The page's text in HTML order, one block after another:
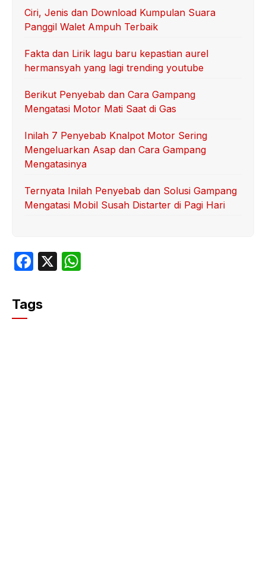
Ciri, Jenis dan Download Kumpulan Suara
Panggil Walet Ampuh Terbaik
Fakta dan Lirik lagu baru kepastian aurel
hermansyah yang lagi trending youtube
Berikut Penyebab dan Cara Gampang
Mengatasi Motor Mati Saat di Gas
Inilah 7 Penyebab Knalpot Motor Sering
Mengeluarkan Asap dan Cara Gampang
Mengatasinya
Ternyata Inilah Penyebab dan Solusi Gampang
Mengatasi Mobil Susah Distarter di Pagi Hari
F
c
e
X
Tags